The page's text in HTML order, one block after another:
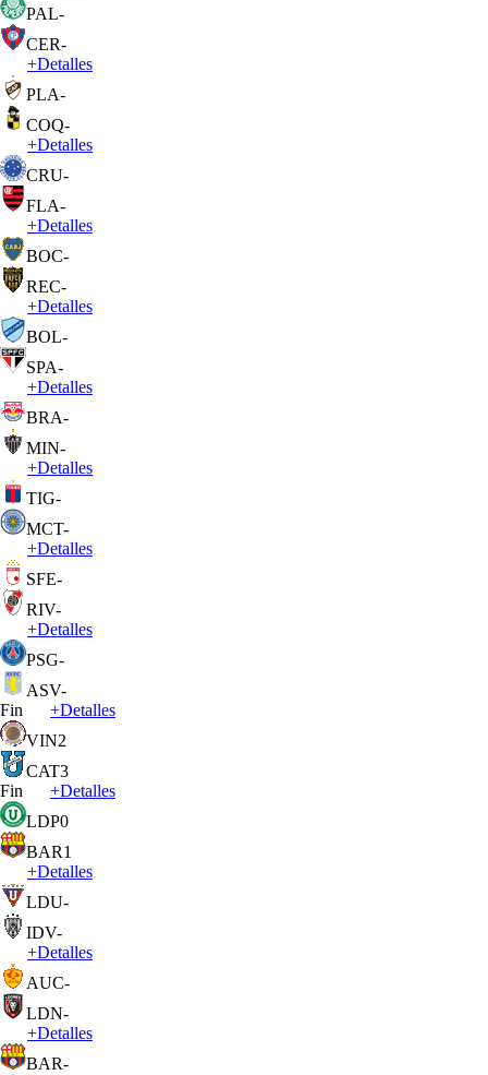
PAL-
CER-
+Detalles
PLA-
COQ-
+Detalles
CRU-
FLA-
+Detalles
BOC-
REC-
+Detalles
BOL-
SPA-
+Detalles
BRA-
MIN-
+Detalles
TIG-
MCT-
+Detalles
SFE-
RIV-
+Detalles
PSG-
ASV-
Fin
+Detalles
VIN2
CAT3
Fin
+Detalles
LDP0
BAR1
+Detalles
LDU-
IDV-
+Detalles
AUC-
LDN-
+Detalles
BAR-